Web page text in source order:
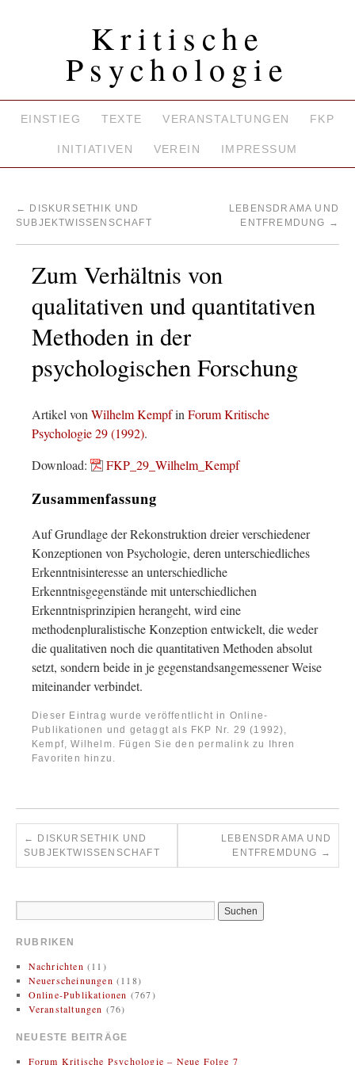
Kritische
Psychologie
EINSTIEG TEXTE VERANSTALTUNGEN FKP
INITIATIVEN VEREIN IMPRESSUM
←
DISKURSETHIK UND
SUBJEKTWISSENSCHAFT
LEBENSDRAMA UND
ENTFREMDUNG →
Zum Verhältnis von
qualitativen und quantitativen
Methoden in der
psychologischen Forschung
Artikel von Wilhelm Kempfin Forum Kritische
Psychologie 29 (1992).
Download:
FKP_29_Wilhelm_Kempf
Zusammenfassung
Auf Grundlage der Rekonstruktion dreier verschiedener
Konzeptionen von Psychologie, deren unterschiedliches
Erkenntnisinteresse an unterschiedliche
Erkenntnisgegenstände mit unterschiedlichen
Erkenntnisprinzipien herangeht, wird eine
methodenpluralistische Konzeption entwickelt, die weder
die qualitativen noch die quantitativen Methoden absolut
setzt, sondern beide in je gegenstandsangemessener Weise
miteinander verbindet.
Dieser Eintrag wurde veröffentlicht in Online-
Publikationen und getaggt als FKP Nr. 29 (1992),
Kempf, Wilhelm. Fügen Sie denpermalink zu Ihren
Favoriten hinzu.
←
DISKURSETHIK UND
SUBJEKTWISSENSCHAFT
LEBENSDRAMA UND
ENTFREMDUNG →
RUBRIKEN
Nachrichten (11)
Neuerscheinungen (118)
Online-Publikationen (767)
Veranstaltungen (76)
NEUESTE BEITRÄGE
Forum Kritische Psychologie – Neue Folge 7